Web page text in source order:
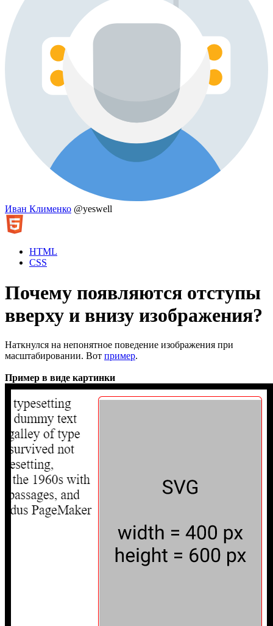
Иван Клименко @yeswell
HTML
CSS
Почему появляются отступы
вверху и внизу изображения?
Наткнулся на непонятное поведение изображения при
масштабировании. Вот пример.
Пример в виде картинки